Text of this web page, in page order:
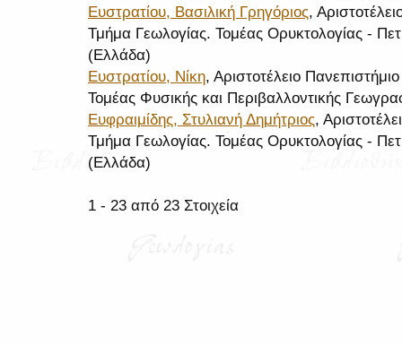
Ευστρατίου, Βασιλική Γρηγόριος,
Τμήμα Γεωλογίας. Τομέας Ορυκτολογίας -
(Ελλάδα)
Ευστρατίου, Νίκη, Αριστοτέλειο
Τομέας Φυσικής και Περιβαλλοντικής
Ευφραιμίδης, Στυλιανή Δημήτριος,
Τμήμα Γεωλογίας. Τομέας Ορυκτολογίας -
(Ελλάδα)
1 - 23 από 23 Στοιχεία